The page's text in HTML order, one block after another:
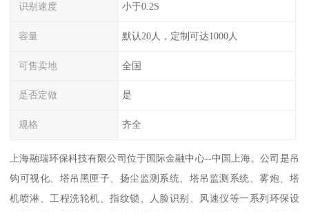
识别速度 小于0.2S
容量 默认20人，定制可达1000人
可售卖地 全国
是否定做 是
规格 齐全
上海融瑞环保科技有限公司位于国际金融中心--中国上海。公司是吊
钩可视化、塔吊黑匣子、扬尘监测系统、塔吊监测系统、雾炮、塔
机喷淋、工程洗轮机、指纹锁、人脸识别、风速仪等一系列环保设